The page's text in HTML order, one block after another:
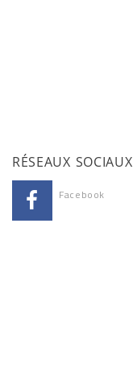
RÉSEAUX SOCIAUX
Facebook